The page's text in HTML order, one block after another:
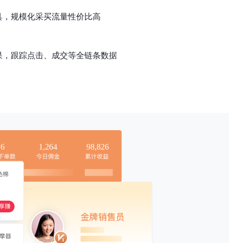
规模化采买流量性价比高
跟踪点击、成交等全链条数据
1,264 98,826